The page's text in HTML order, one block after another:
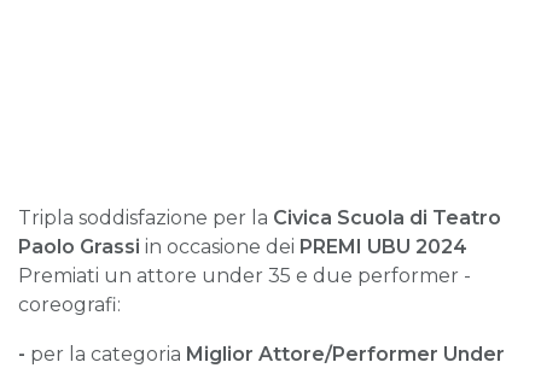
Tripla soddisfazione per la Civica Scuola di Teatro
Paolo Grassi in occasione dei PREMI UBU 2024
Premiati un attore under 35 e due performer -
coreografi:
- per la categoria Miglior Attore/Performer Under